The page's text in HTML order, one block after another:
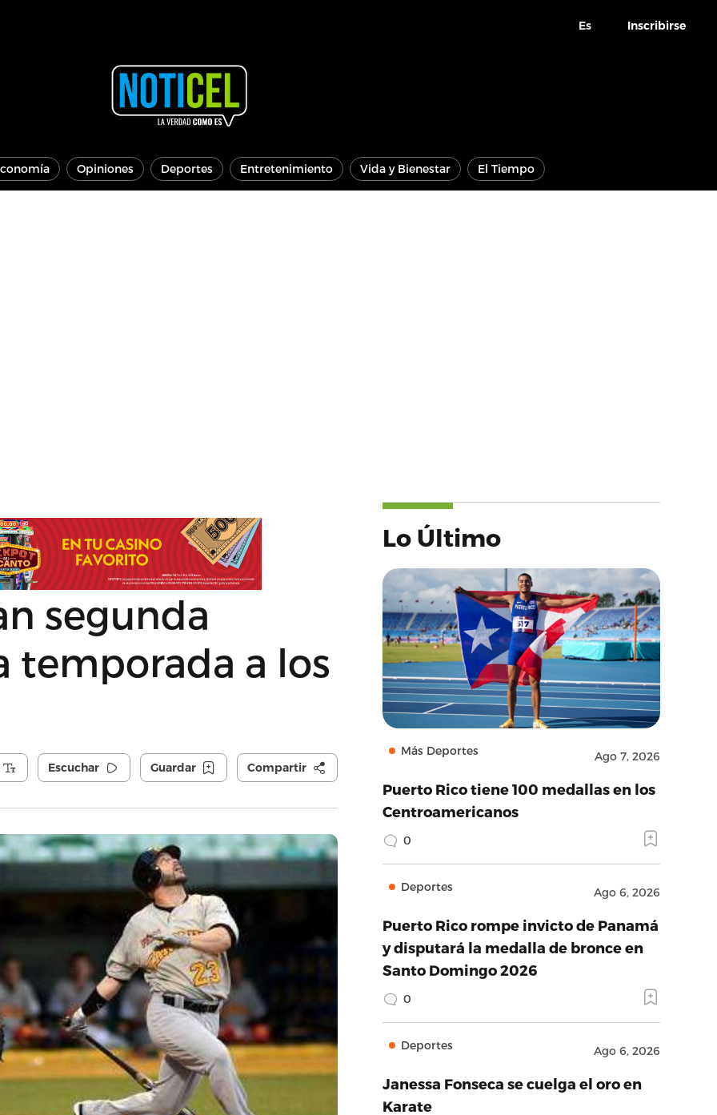
Es Inscribirse
Opiniones Deportes Entretenimiento Vida y Bienestar El Tiempo
segunda
temporada a los
Escuchar Guardar Compartir
Lo Último
Más Deportes Ago 7, 2026
Puerto Rico tiene 100 medallas en los
Centroamericanos
0
Deportes Ago 6, 2026
Puerto Rico rompe invicto de Panamá
y disputará la medalla de bronce en
Santo Domingo 2026
0
Deportes Ago 6, 2026
Janessa Fonseca se cuelga el oro en
Karate